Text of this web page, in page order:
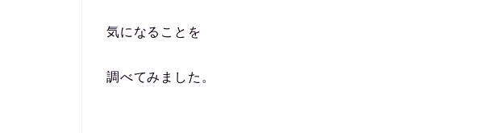
気になることを
調べてみました。